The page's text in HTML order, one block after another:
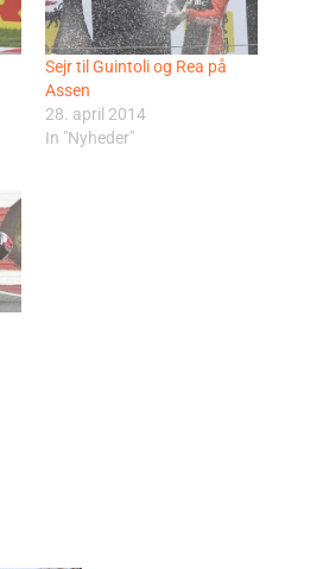
Sejr til Guintoli og Rea på
Assen
28. april 2014
In "Nyheder"